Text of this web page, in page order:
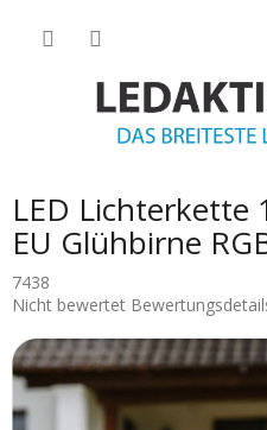
LED Lichterkette
EU Glühbirne
7438
Die
Produktbewertung
ist
0.0
von
Nicht bewertet